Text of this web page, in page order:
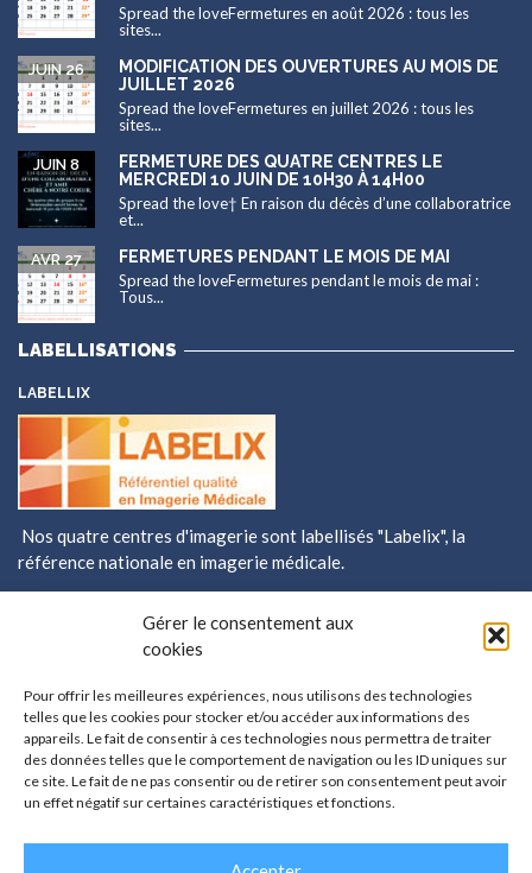
Gérer le consentement aux
cookies
Pour offrir les meilleures expériences, nous utilisons des technologies
telles que les cookies pour stocker et/ou accéder aux informations des
appareils. Le fait de consentir à ces technologies nous permettra de traiter
des données telles que le comportement de navigation ou les ID uniques sur
ce site. Le fait de ne pas consentir ou de retirer son consentement peut avoir
un effet négatif sur certaines caractéristiques et fonctions.
Spread the loveFermetures en août 2026 : tous les
sites...
MODIFICATION DES OUVERTURES AU MOIS DE
JUILLET 2026
JUIN 26
Spread the loveFermetures en juillet 2026 : tous les
sites...
FERMETURE DES QUATRE CENTRES LE
MERCREDI 10 JUIN DE 10H30 À 14H00
JUIN 8
Spread the love† En raison du décès d’une collaboratrice
et...
FERMETURES PENDANT LE MOIS DE MAI
AVR 27
Spread the loveFermetures pendant le mois de mai :
Tous...
LABELLISATIONS
LABELLIX
Nos quatre centres d'imagerie sont labellisés "Labelix", la
référence nationale en imagerie médicale.
Donnez votre
prise en charge
dans les centres
X-ray Grésivaudan et participez à l'amélioration de la qualité
des soins.